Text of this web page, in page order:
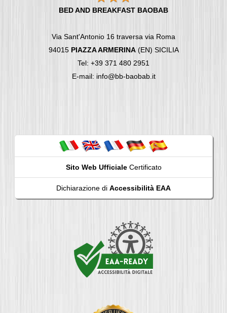
BED AND BREAKFAST BAOBAB
Via Sant'Antonio 16 traversa via Roma
94015 PIAZZA ARMERINA(EN) SICILIA
Tel: +39 371 480 2951
E-mail: info@bb-baobab.it
Sito Web UfficialeCertificato
Dichiarazione di Accessibilità EAA